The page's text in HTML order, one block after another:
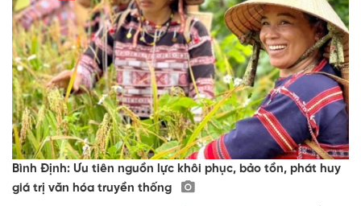
Bình Định: Ưu tiên nguồn lực khôi phục, bảo tồn, phát huy
giá trị văn hóa truyền thống